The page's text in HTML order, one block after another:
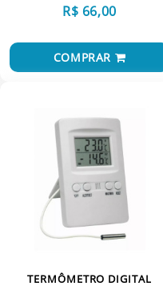
R$ 66,00
COMPRAR
TERMÔMETRO DIGITAL